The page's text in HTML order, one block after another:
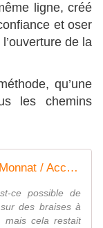
ligne, créé
et oser
de la
qu’une
les chemins
On a marché sur ... le feu - Rachel Monnat / Accrosens
ce possible de
des braises à
mais cela restait